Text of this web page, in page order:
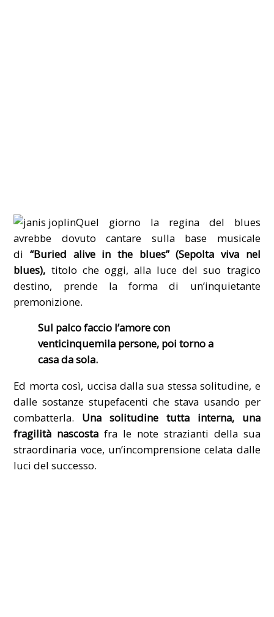
Quel giorno la regina del blues
avrebbe dovuto cantare sulla base musicale
di“Buried alive in the blues” (Sepolta viva nel
blues), titolo che oggi, alla luce del suo tragico
destino, prende la forma di un’inquietante
premonizione.
Sul palco faccio l’amore con
venticinquemila persone, poi torno a
casa da sola.
Ed morta così, uccisa dalla sua stessa solitudine, e
dalle sostanze stupefacenti che stava usando per
combatterla. Una solitudine tutta interna, una
fragilità nascosta fra le note strazianti della sua
straordinaria voce, un’incomprensione celata dalle
luci del successo.